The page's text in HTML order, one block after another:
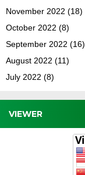
November 2022 (18)
October 2022 (8)
September 2022 (16)
August 2022 (11)
July 2022 (8)
VIEWER